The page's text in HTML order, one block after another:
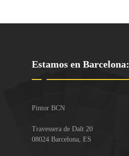
Estamos en Barcelona:
Pintor BCN
Travessera de Dalt 20
08024 Barcelona, ES